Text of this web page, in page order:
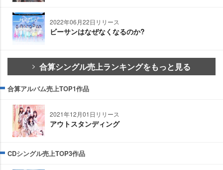
2022年06月22日リリース
ビーサンはなぜなくなるのか?
合算シングル売上ランキングをもっと見る
合算アルバム売上TOP1作品
2021年12月01日リリース
アウトスタンディング
CDシングル売上TOP3作品